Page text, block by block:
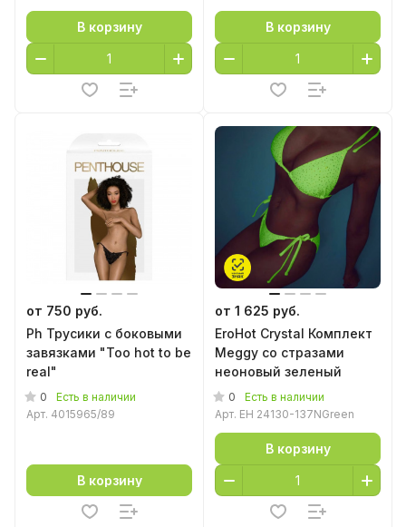
В корзину В корзину
от 750 руб.
Ph Трусики с боковыми
завязками "Too hot to be
real"
0
Есть в наличии
Арт. 4015965/89
В корзину
от 1 625 руб.
EroHot Crystal Комплект
Meggy со стразами
неоновый зеленый
0
Есть в наличии
Арт. EH 24130-137NGreen
В корзину